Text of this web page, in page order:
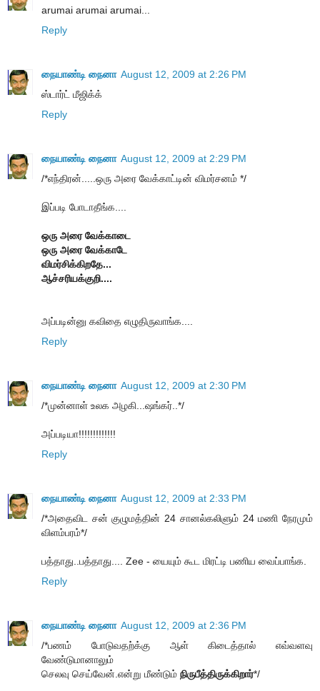
arumai arumai arumai...
Reply
நையாண்டி நைனா August 12, 2009 at 2:26 PM
ஸ்டார்ட் மீஜிக்க்
Reply
நையாண்டி நைனா August 12, 2009 at 2:29 PM
/*எந்திரன்.....ஒரு அரை வேக்காட்டின் விமர்சனம் */
இப்படி போடாதீங்க....
ஒரு அரை வேக்காடை
ஒரு அரை வேக்காடே
விமர்சிக்கிறதே...
ஆச்சரியக்குறி....
அப்படின்னு கவிதை எழுதிருவாங்க....
Reply
நையாண்டி நைனா August 12, 2009 at 2:30 PM
/*முன்னாள் உலக அழகி...ஷங்கர்..*/
அப்படியா!!!!!!!!!!!!!
Reply
நையாண்டி நைனா August 12, 2009 at 2:33 PM
/*அதைவிட சன் குழுமத்தின் 24 சானல்கலிளும் 24 மணி நேரமும்
விளம்பரம்*/
பத்தாது..பத்தாது.... Zee - யையும் கூட மிரட்டி பணிய வைப்பாங்க.
Reply
நையாண்டி நைனா August 12, 2009 at 2:36 PM
/*பணம் போடுவதற்க்கு ஆள் கிடைத்தால் எவ்வளவு
வேண்டுமானாலும்
செலவு செய்வேன்.என்று மீண்டும் நிருபீத்திருக்கிறார்*/